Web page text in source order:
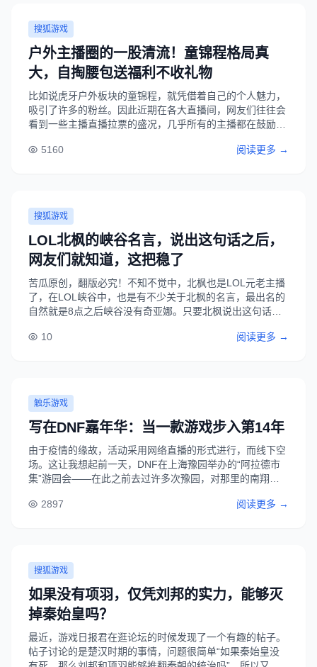
搜狐游戏
户外主播圈的一股清流！童锦程格局真
大，自掏腰包送福利不收礼物
比如说虎牙户外板块的童锦程，就凭借着自己的个人魅力，
吸引了许多的粉丝。因此近期在各大直播间，网友们往往会
看到一些主播直播拉票的盛况，几乎所有的主播都在鼓励自
主播，可以说是圈内少有的清流了，或许正是因为这些原因
5160 阅读更多 →
搜狐游戏
LOL北枫的峡谷名言，说出这句话之后，
网友们就知道，这把稳了
苦瓜原创，翻版必究！不知不觉中，北枫也是LOL元老主播
了，在LOL峡谷中，也是有不少关于北枫的名言，最出名的
自然就是8点之后峡谷没有奇亚娜。只要北枫说出这句话之
北枫就完全能够五杀，真正的给网友们带来了一场精彩的击
10 阅读更多 →
触乐游戏
写在DNF嘉年华：当一款游戏步入第14年
由于疫情的缘故，活动采用网络直播的形式进行，而线下空
场。这让我想起前一天，DNF在上海豫园举办的“阿拉德市
集”游园会——在此之前去过许多次豫园，对那里的南翔馒
还是第一次。DNF在那里开设了几个游玩区，这让我甚至感
2897 阅读更多 →
搜狐游戏
如果没有项羽，仅凭刘邦的实力，能够灭
掉秦始皇吗？
最近，游戏日报君在逛论坛的时候发现了一个有趣的帖子。
帖子讨论的是楚汉时期的事情，问题很简单“如果秦始皇没